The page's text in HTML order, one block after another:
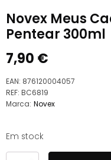
Novex Meus
Pentear 300ml
7,90 €
EAN: 876120004057
REF: BC6819
Marca: Novex
Em stock